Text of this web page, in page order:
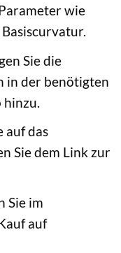
wie
Sie die
in der benötigten
hinzu.
auf das
Sie dem Link zur
Sie im
auf